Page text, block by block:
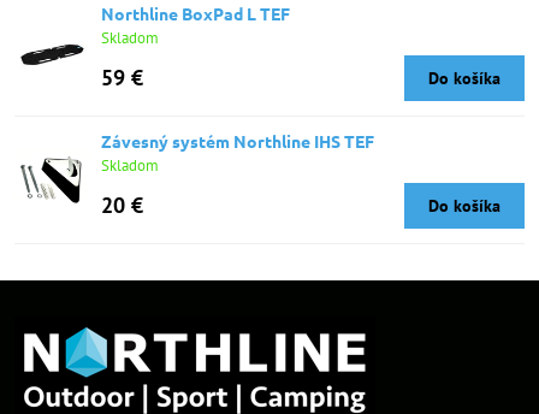
Northline BoxPad L TEF
Skladom
59 € Do košíka
Závesný systém Northline IHS TEF
Skladom
20 € Do košíka